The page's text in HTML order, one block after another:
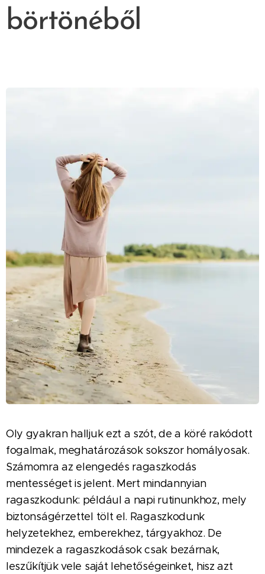
börtönéből
Oly gyakran halljuk ezt a szót, de a köré rakódott
fogalmak, meghatározások sokszor homályosak.
Számomra az elengedés ragaszkodás
mentességet is jelent. Mert mindannyian
ragaszkodunk: például a napi rutinunkhoz, mely
biztonságérzettel tölt el. Ragaszkodunk
helyzetekhez, emberekhez, tárgyakhoz. De
mindezek a ragaszkodások csak bezárnak,
leszűkítjük vele saját lehetőségeinket, hisz azt